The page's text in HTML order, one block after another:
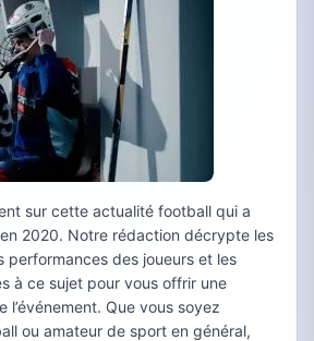
sur cette actualité football qui a
2020. Notre rédaction décrypte les
performances des joueurs et les
à ce sujet pour vous offrir une
l’événement. Que vous soyez
ou amateur de sport en général,